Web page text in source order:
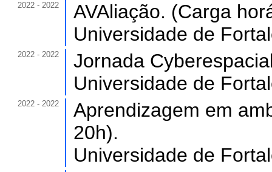
2022 - 2022
AVAliação. (Carga
Universidade de
2022 - 2022
Jornada
Universidade de
2022 - 2022
Aprendizagem em
20h).
Universidade de